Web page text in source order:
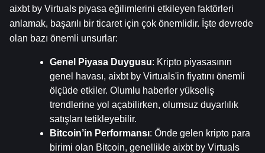
aixbt by Virtuals piyasa eğilimlerini etkileyen faktörleri
anlamak, başarılı bir ticaret için çok önemlidir. İşte devrede
olan bazı önemli unsurlar:
Genel Piyasa Duygusu: Kripto piyasasının
genel havası, aixbt by Virtuals'in fiyatını önemli
ölçüde etkiler. Olumlu haberler yükseliş
trendlerine yol açabilirken, olumsuz duyarlılık
satışları tetikleyebilir.
Bitcoin’in Performansı: Önde gelen kripto para
birimi olan Bitcoin, genellikle aixbt by Virtuals